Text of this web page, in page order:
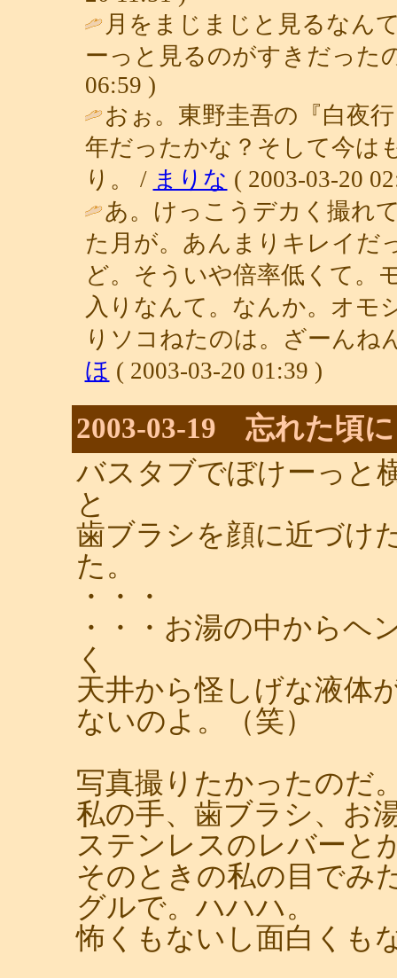
月をまじまじと見るなん
ーっと見るのがすきだった
06:59 )
おぉ。東野圭吾の『白夜
年だったかな？そして今は
り。 / まりな ( 2003-03-20
あ。けっこうデカく撮れ
た月が。あんまりキレイだ
ど。そういや倍率低くて。
入りなんて。なんか。オモ
りソコねたのは。ざーん
ほ ( 2003-03-20 01:39 )
2003-03-19 忘れた頃に
バスタブでぼけーっと
と
歯ブラシを顔に近づけ
た。
・・・
・・・お湯の中からヘ
く
天井から怪しげな液体
ないのよ。（笑）
写真撮りたかったのだ
私の手、歯ブラシ、お
ステンレスのレバーと
そのときの私の目でみ
グルで。ハハハ。
怖くもないし面白くも